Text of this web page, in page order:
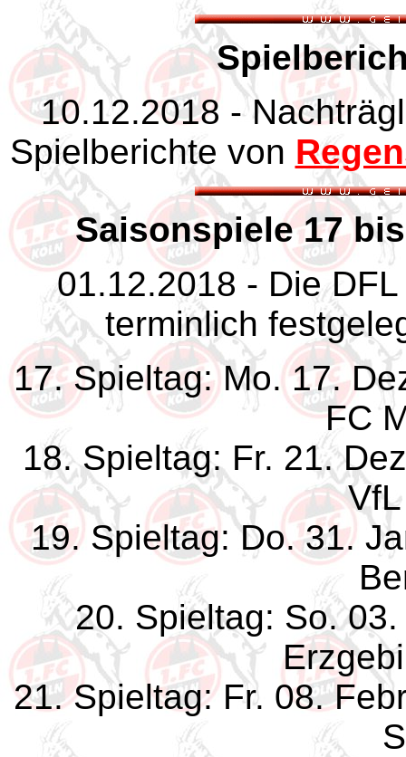
10.12.2018 -
Spielberichte von
Saisonspiele 17
01.12.2018 - Die
terminlich
17. Spieltag: Mo. 17.
FC
18. Spieltag: Fr. 21.
19. Spieltag: Do. 31.
20. Spieltag: So.
21. Spieltag: Fr. 08.